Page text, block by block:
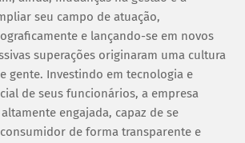
seu campo de atuação,
e lançando-se em novos
superações originaram uma cultura
gente. Investindo em tecnologia e
de seus funcionários, a empresa
engajada, capaz de se
de forma transparente e